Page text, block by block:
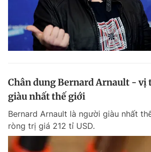
Chân dung Bernard Arnault - vị
giàu nhất thế giới
Bernard Arnault là người giàu nhất
ròng trị giá 212 tỉ USD.